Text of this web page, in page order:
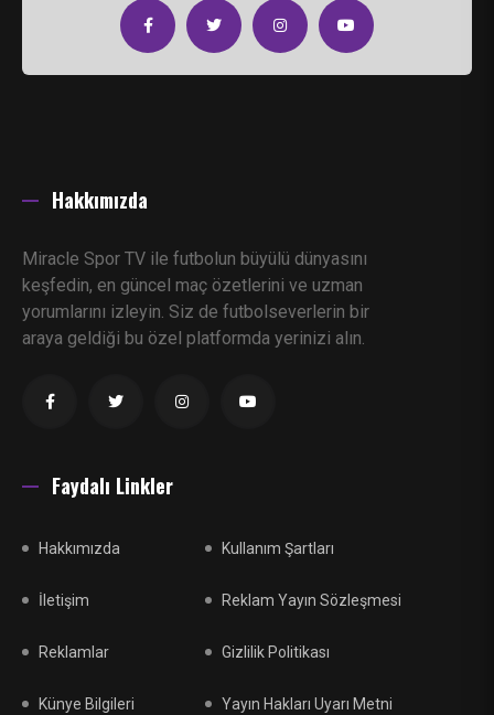
Hakkımızda
Miracle Spor TV ile futbolun büyülü dünyasını
keşfedin, en güncel maç özetlerini ve uzman
yorumlarını izleyin. Siz de futbolseverlerin bir
araya geldiği bu özel platformda yerinizi alın.
Faydalı Linkler
Hakkımızda
İletişim
Reklamlar
Künye Bilgileri
Kullanım Şartları
Reklam Yayın Sözleşmesi
Gizlilik Politikası
Yayın Hakları Uyarı Metni